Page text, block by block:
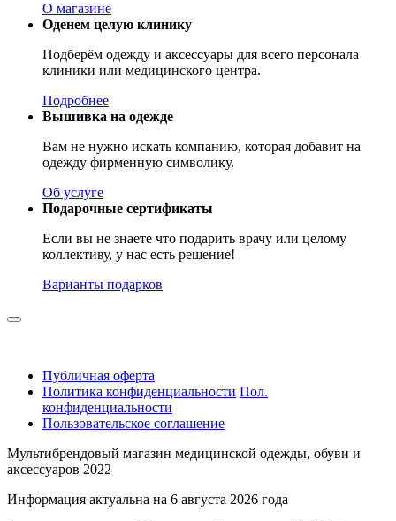
О магазине
Оденем целую клинику
Подберём одежду и аксессуары для всего персонала
клиники или медицинского центра.
Подробнее
Вышивка на одежде
Вам не нужно искать компанию, которая добавит на
одежду фирменную символику.
Об услуге
Подарочные сертификаты
Если вы не знаете что подарить врачу или целому
коллективу, у нас есть решение!
Варианты подарков
Публичная оферта
Политика конфиденциальности Пол.
конфиденциальности
Пользовательское соглашение
Мультибрендовый магазин медицинской одежды, обуви и
аксессуаров 2022
Информация актуальна на 6 августа 2026 года